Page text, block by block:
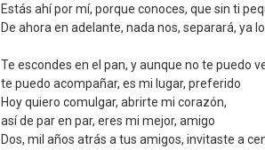
Estás ahí por mí, porque conoces, que sin ti
De ahora en adelante, nada nos, separará, ya lo
Te escondes en el pan, y aunque no te puedo
te puedo acompañar, es mi lugar, preferido
Hoy quiero comulgar, abrirte mi corazón,
así de par en par, eres mi mejor, amigo
Dos, mil años atrás a tus amigos, invitaste a